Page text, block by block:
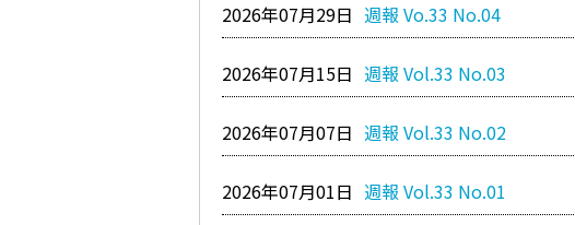
2026年07月29日 週報 Vo.33 No.04
2026年07月15日 週報 Vol.33 No.03
2026年07月07日 週報 Vol.33 No.02
2026年07月01日 週報 Vol.33 No.01